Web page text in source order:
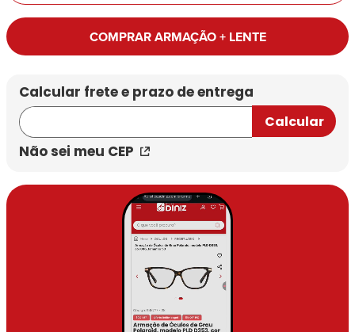
DNZ
Todas
Collection
Totas
Hit
COMPRAR ARMAÇÃO + LENTE
Não sei meu CEP